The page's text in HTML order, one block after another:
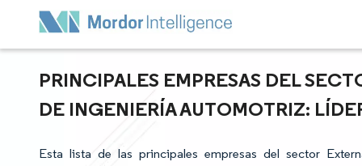
PRINCIPALES EMPRESAS DEL
DE INGENIERÍA AUTOMOTRIZ:
Esta lista de las principales empresas del sector